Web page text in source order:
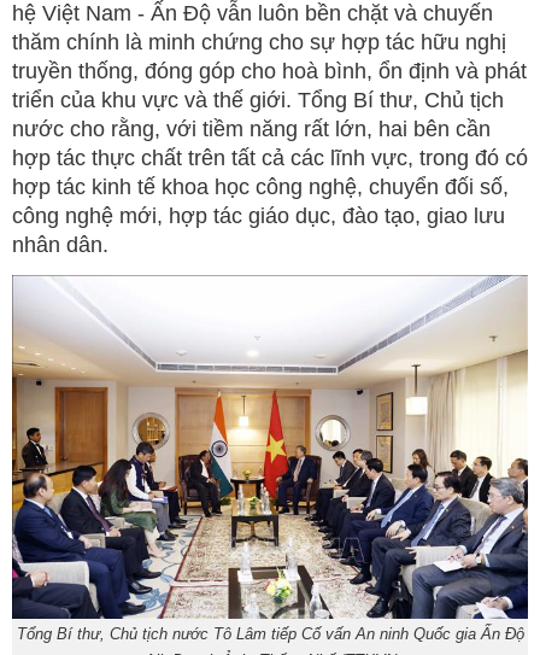
hệ Việt Nam - Ấn Độ vẫn luôn bền chặt và chuyến
thăm chính là minh chứng cho sự hợp tác hữu nghị
truyền thống, đóng góp cho hoà bình, ổn định và phát
triển của khu vực và thế giới. Tổng Bí thư, Chủ tịch
nước cho rằng, với tiềm năng rất lớn, hai bên cần
hợp tác thực chất trên tất cả các lĩnh vực, trong đó có
hợp tác kinh tế khoa học công nghệ, chuyển đối số,
công nghệ mới, hợp tác giáo dục, đào tạo, giao lưu
nhân dân.
Tổng Bí thư, Chủ tịch nước Tô Lâm tiếp Cố vấn An ninh Quốc gia Ấn Độ